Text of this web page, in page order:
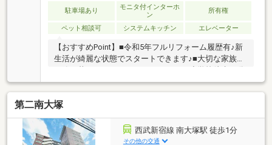
ス 洗面化粧台、トイレ、建具、配管更新
○ 新規貼替：クロス全室、床材○ ハウスクリーニング
駐車場あり
モニタ付インターホ
ン
所有権
ペット相談可 システムキッチン エレベーター
【おすすめPoint】■令和5年フルリフォーム履歴有♪新
生活が綺麗な状態でスタートできます♪■大切な家族と
につき、お子様も無理なく通えます♪■幼稚園まで徒歩
4分！毎日の送り迎えもスムーズです♪■スーパーやコ
ンビニ・ドラッグストアなどが揃った便利な立地♪■公
園まで徒歩4分でお子様とのお散歩や遊び場にすぐに
行けるのはうれしいポイントです♪■国道16号線、254
号線が近く、多方面にアクセス良好♪【リフォーム内
第二南大塚
西武新宿線 南大塚駅 徒歩1分
その他の交通